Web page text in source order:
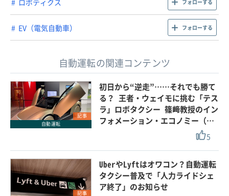
フォローする
EV（電気自動車） フォローする
自動運転の関連コンテンツ
記事
自動運転
初日から“逆走”……それでも勝て
る？ 王者・ウェイモに挑む「テス
ラ」ロボタクシー 篠﨑教授のイン
フォメーション・エコノミー（…
5
記事
UberやLyftはオワコン？自動運転
タクシー普及で「人力ライドシェ
ア終了」のお知らせ